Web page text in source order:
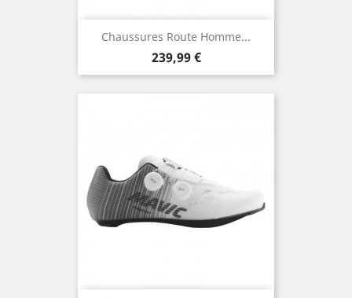
Chaussures Route Homme...
Prix
239,99 €